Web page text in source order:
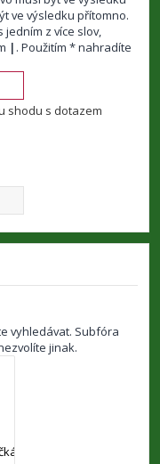
ve výsledku přítomno.
z více slov,
| . Použitím * nahradíte
shodu s dotazem
vyhledávat. Subfóra
jinak.